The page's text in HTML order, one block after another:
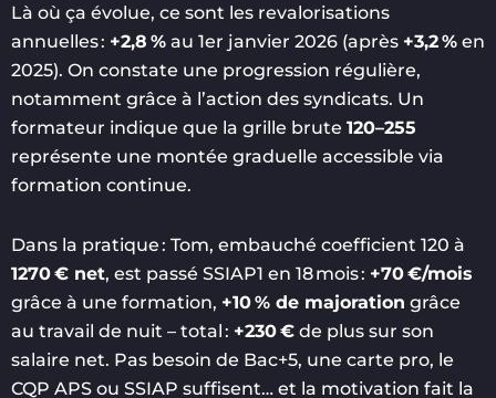
Là où ça évolue, ce sont les revalorisations
annuelles : +2,8 % au 1er janvier 2026 (après +3,2 % en
2025). On constate une progression régulière,
notamment grâce à l’action des syndicats. Un
formateur indique que la grille brute 120–255
représente une montée graduelle accessible via
formation continue.
Dans la pratique : Tom, embauché coefficient 120 à
1270 € net, est passé SSIAP1 en 18 mois : +70 €/mois
grâce à une formation, +10 % de majoration grâce
au travail de nuit – total : +230 € de plus sur son
salaire net. Pas besoin de Bac+5, une carte pro, le
CQP APS ou SSIAP suffisent… et la motivation fait la